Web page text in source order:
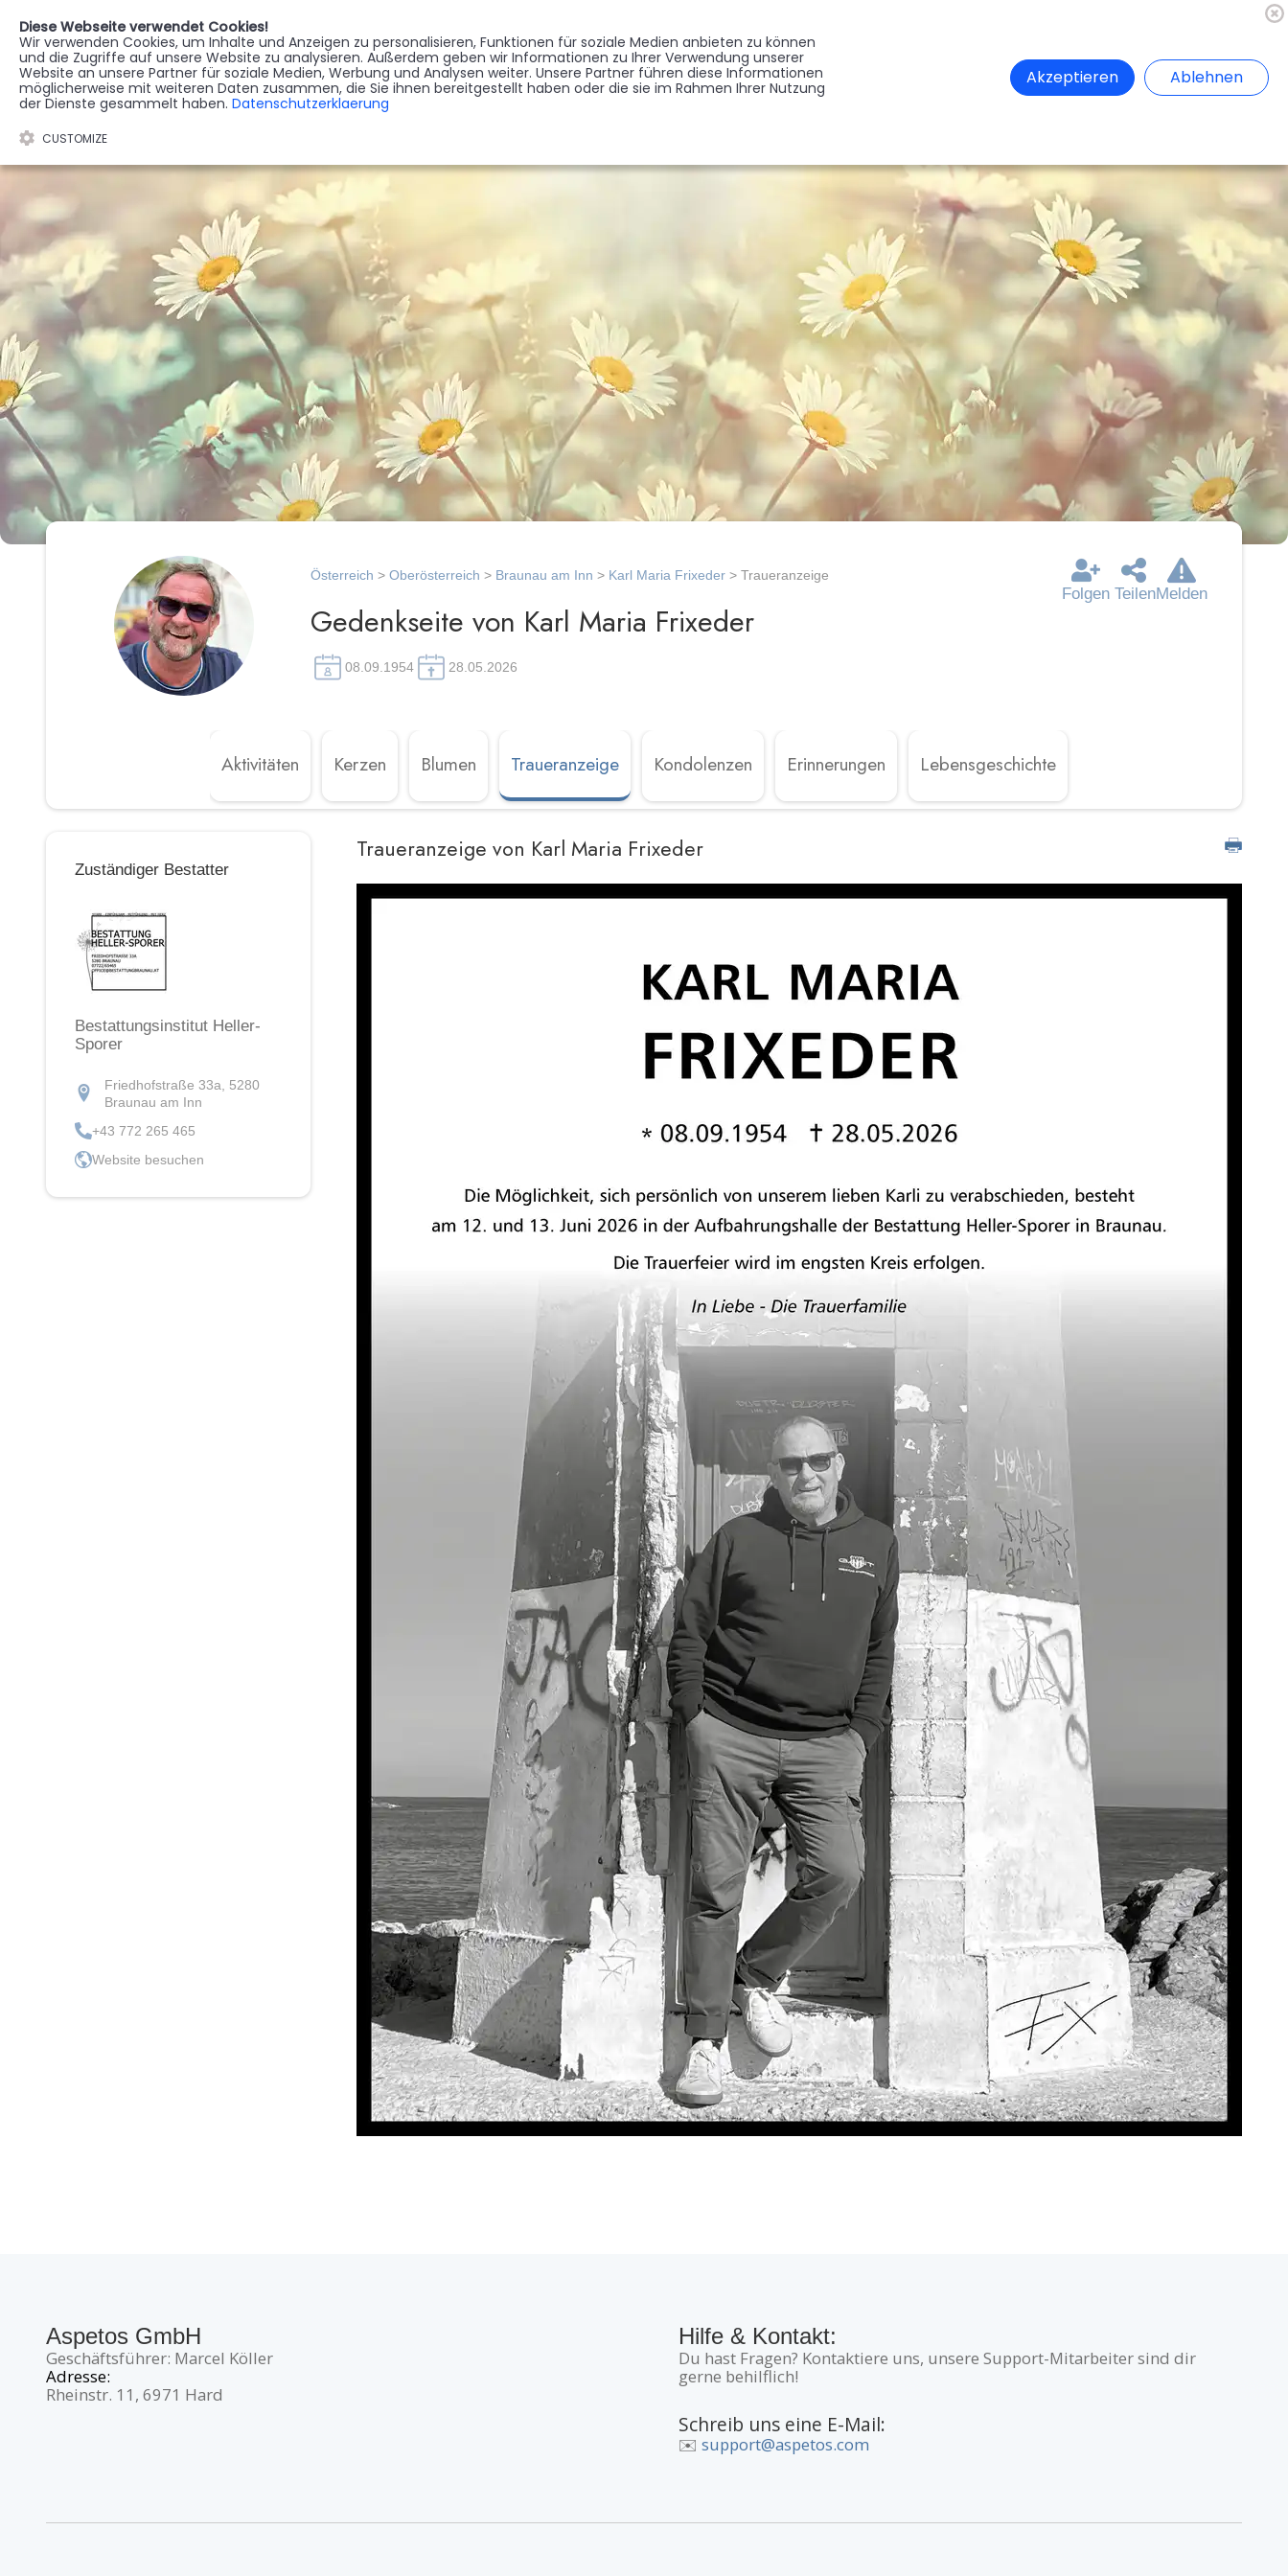
STERBEREGISTER GEDENKSEITEN
BRANCHENREGISTER
FORUM
🇦🇹 Register Anmelden
Österreich > Oberösterreich > Braunau am Inn > Karl Maria Frixeder > Traueranzeige
Folgen TeilenMelden
Gedenkseite von Karl Maria Frixeder
08.09.1954 28.05.2026
Aktivitäten Kerzen Blumen Traueranzeige Kondolenzen Erinnerungen Lebensgeschichte
Zuständiger Bestatter
Bestattungsinstitut Heller-
Sporer
Friedhofstraße 33a, 5280
Braunau am Inn
+43 772 265 465
Website besuchen
Traueranzeige von Karl Maria Frixeder
Aspetos GmbH
Geschäftsführer: Marcel Köller
Adresse:
Rheinstr. 11, 6971 Hard
Hilfe & Kontakt:
Du hast Fragen? Kontaktiere uns, unsere Support-Mitarbeiter sind dir
gerne behilflich!
Schreib uns eine E-Mail:
✉️ support@aspetos.com
Diese Webseite verwendet Cookies!
Wir verwenden Cookies, um Inhalte und Anzeigen zu personalisieren, Funktionen für soziale Medien anbieten zu können
und die Zugriffe auf unsere Website zu analysieren. Außerdem geben wir Informationen zu Ihrer Verwendung unserer
Website an unsere Partner für soziale Medien, Werbung und Analysen weiter. Unsere Partner führen diese Informationen
möglicherweise mit weiteren Daten zusammen, die Sie ihnen bereitgestellt haben oder die sie im Rahmen Ihrer Nutzung
der Dienste gesammelt haben. Datenschutzerklaerung
CUSTOMIZE
Akzeptieren Ablehnen